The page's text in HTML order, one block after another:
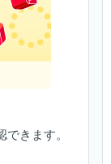
きます。